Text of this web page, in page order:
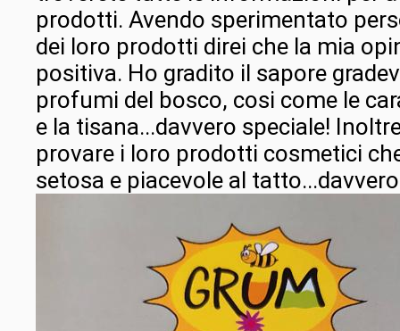
prodotti. Avendo sperimentato
dei loro prodotti direi che la mia
positiva. Ho gradito il sapore
profumi del bosco, cosi come le
e la tisana...davvero speciale!
provare i loro prodotti cosmetici
setosa e piacevole al